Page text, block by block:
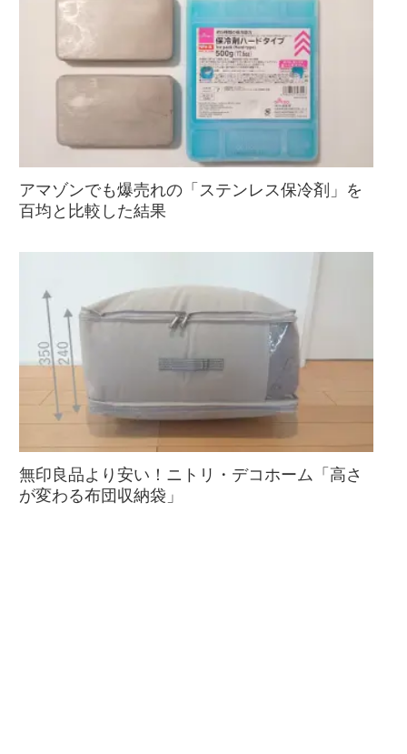
アマゾンでも爆売れの「ステンレス保冷剤」を
百均と比較した結果
無印良品より安い！ニトリ・デコホーム「高さ
が変わる布団収納袋」